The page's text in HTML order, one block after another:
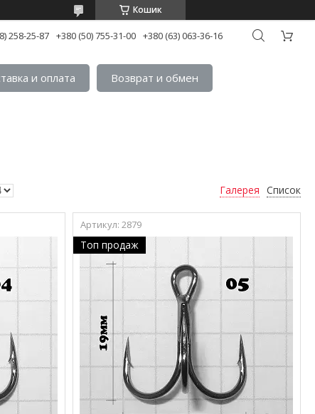
Кошик
258-25-87 +380 (50) 755-31-00 +380 (63) 063-36-16
и оплата Возврат и обмен
Галерея Список
2879
Топ продаж